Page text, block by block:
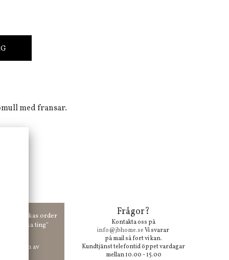
med fransar.
kr skickas order
"unika ting"
anmälan av
Frågor?
Kontakta oss på
info@jbhome.seVi svarar
på mail så fort vi kan.
Kundtjänst telefontid öppet vardagar
mellan 10.00 - 15.00